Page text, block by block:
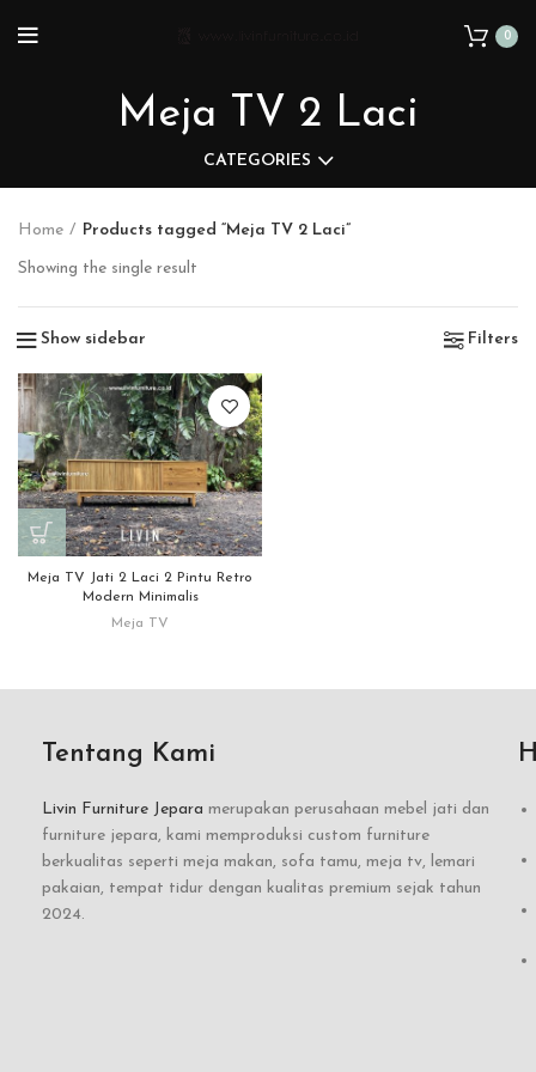
0
Meja TV 2 Laci
CATEGORIES
Home Products tagged “Meja TV 2 Laci”
Showing the single result
Show sidebar Filters
Meja TV Jati 2 Laci 2 Pintu Retro
Modern Minimalis
Meja TV
Tentang Kami
Livin Furniture Jepara merupakan perusahaan mebel jati dan
furniture jepara, kami memproduksi custom furniture
berkualitas seperti meja makan, sofa tamu, meja tv, lemari
pakaian, tempat tidur dengan kualitas premium sejak tahun
2024.